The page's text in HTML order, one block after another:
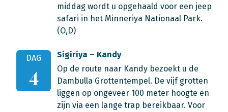
middag wordt u opgehaald voor een jeep
safari in het Minneriya Nationaal Park.
(O,D)
DAG
4
Sigiriya – Kandy
Op de route naar Kandy bezoekt u de
Dambulla Grottentempel. De vijf grotten
liggen op ongeveer 100 meter hoogte en
zijn via een lange trap bereikbaar. Voor